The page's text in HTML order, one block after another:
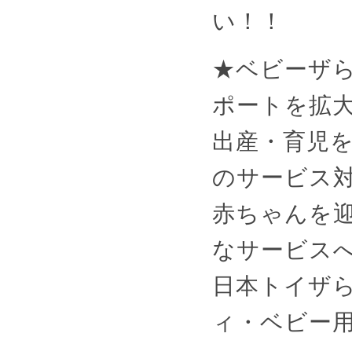
い！！
★ベビーザ
ポートを拡
出産・育児
のサービス
赤ちゃんを
なサービス
日本トイザ
ィ・ベビー